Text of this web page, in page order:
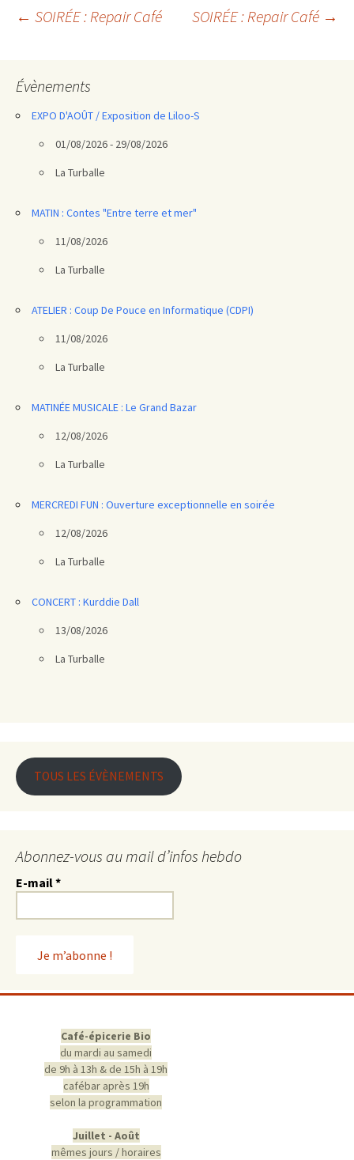
Navigation
articles
← SOIRÉE : Repair Café SOIRÉE : Repair Café →
Évènements
EXPO D'AOÛT / Exposition de Liloo-S
01/08/2026 - 29/08/2026
La Turballe
MATIN : Contes "Entre terre et mer"
11/08/2026
La Turballe
ATELIER : Coup De Pouce en Informatique (CDPI)
11/08/2026
La Turballe
MATINÉE MUSICALE : Le Grand Bazar
12/08/2026
La Turballe
MERCREDI FUN : Ouverture exceptionnelle en soirée
12/08/2026
La Turballe
CONCERT : Kurddie Dall
13/08/2026
La Turballe
TOUS LES ÉVÈNEMENTS
Abonnez-vous au mail d’infos hebdo
E-mail*
Café-épicerie Bio
du mardi au samedi
de 9h à 13h & de 15h à 19h
cafébar après 19h
selon la programmation
Juillet - Août
mêmes jours / horaires